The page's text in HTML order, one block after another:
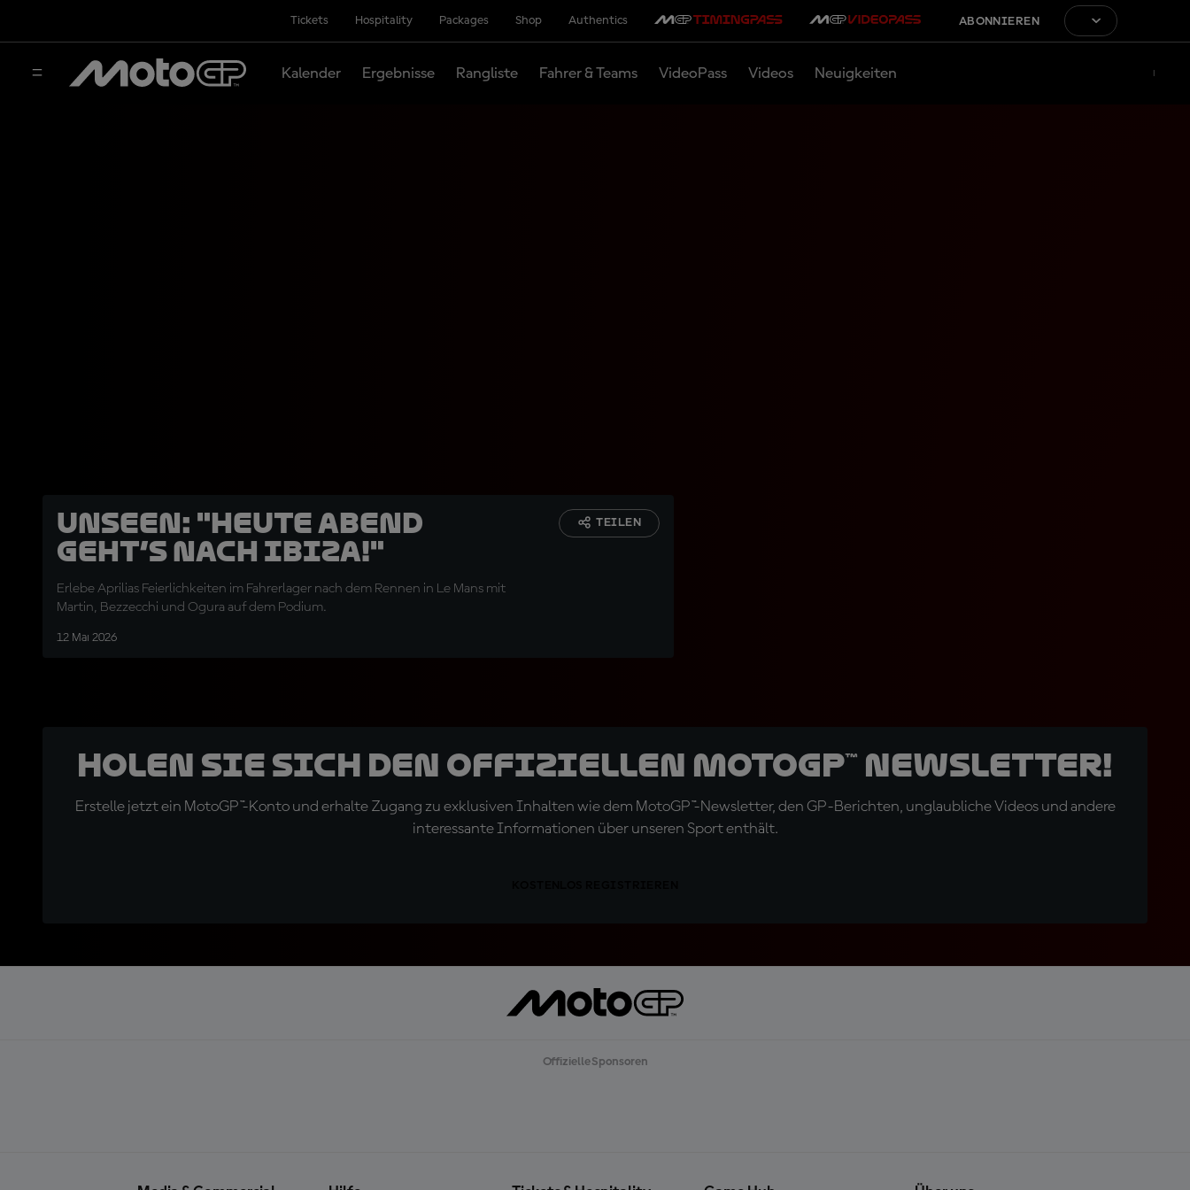
Tickets Hospitality Packages Shop Authentics ABONNIEREN
Kalender Ergebnisse Rangliste Fahrer & Teams VideoPass Videos Neuigkeiten
UNSEEN: "Heute Abend
geht’s nach Ibiza!"
Erlebe Aprilias Feierlichkeiten im Fahrerlager nach dem Rennen in Le Mans mit
Martin, Bezzecchi und Ogura auf dem Podium.
12 Mai 2026
TEILEN
Holen Sie sich den offiziellen MotoGP™ Newsletter!
Erstelle jetzt ein MotoGP™-Konto und erhalte Zugang zu exklusiven Inhalten wie dem MotoGP™-Newsletter, den GP-Berichten, unglaubliche Videos und andere
interessante Informationen über unseren Sport enthält.
Offizielle Sponsoren